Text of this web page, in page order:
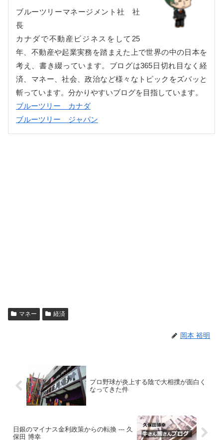
ブルーツリーマネージメント社 社
長
カナダで不動産ビジネスをして25
年、不動産や起業実務を踏まえた上で世界の中の日本を
考え、書き綴っています。ブログは365日切れ目なく経
済、マネー、社会、政治など様々なトピックをズバッと
斬っています。分かりやすいブログを目指しています。
ブルーツリー カナダ
ブルーツリー ジャパン
マネー 経済
岡本 裕明
プロ野球が炎上する陰で大相撲が面白く
なってきた件
日銀のマイナス金利政策からの転換 --- 久
保田 博幸